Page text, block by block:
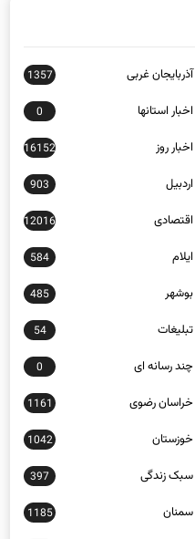
آذربایجان غربی 1357
اخبار استانها 0
اخبار روز 16152
اردبیل 903
اقتصادی 12016
ایلام 584
بوشهر 485
تبلیغات 54
چند رسانه ای 0
خراسان رضوی 1161
خوزستان 1042
سبک زندگی 397
سمنان 1185